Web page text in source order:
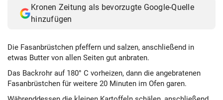
Kronen Zeitung als bevorzugte Google-Quelle
hinzufügen
Die Fasanbrüstchen pfeffern und salzen, anschließend in
etwas Butter von allen Seiten gut anbraten.
Das Backrohr auf 180° C vorheizen, dann die angebratenen
Fasanbrüstchen für weitere 20 Minuten im Ofen garen.